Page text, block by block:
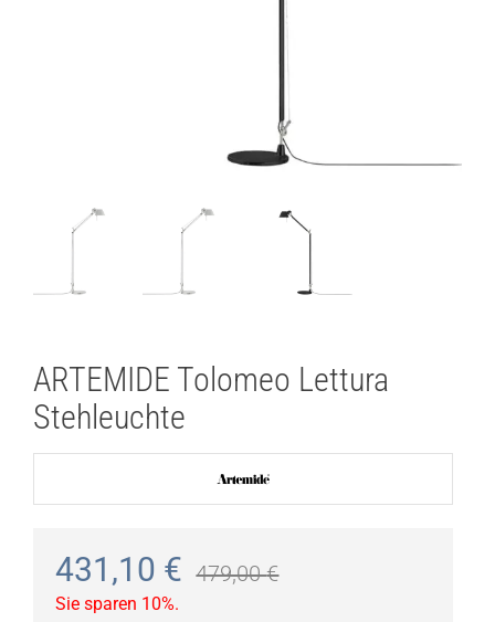
ARTEMIDE Tolomeo Lettura
Stehleuchte
431,10 € 479,00€
Sie sparen 10%.